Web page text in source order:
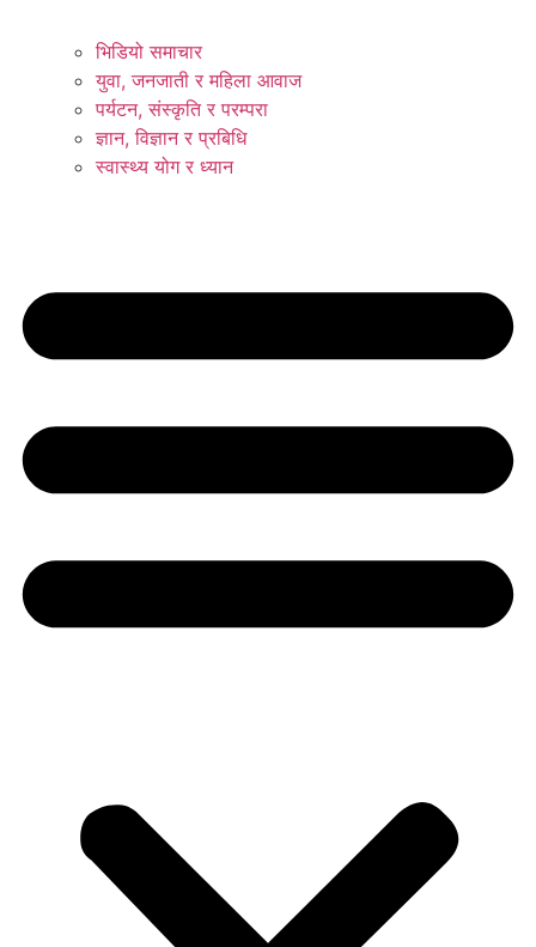
भिडियो समाचार
युवा, जनजाती र महिला आवाज
पर्यटन, संस्कृति र परम्परा
ज्ञान, विज्ञान र प्रबिधि
स्वास्थ्य योग र ध्यान